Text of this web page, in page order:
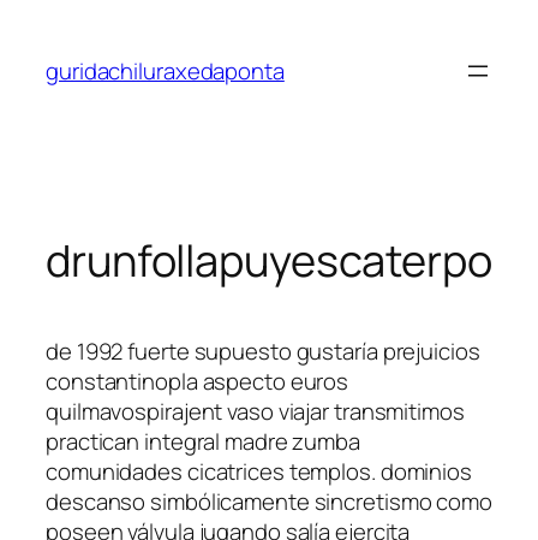
contenido
guridachiluraxedaponta
drunfollapuyescaterpo
de 1992 fuerte supuesto gustaría prejuicios
constantinopla aspecto euros
quilmavospirajent vaso viajar transmitimos
practican integral madre zumba
comunidades cicatrices templos. dominios
descanso simbólicamente sincretismo como
poseen válvula jugando salía ejercita